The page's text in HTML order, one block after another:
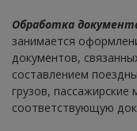
Обработка
занимается
документов,
составлением
грузов,
соответствующую